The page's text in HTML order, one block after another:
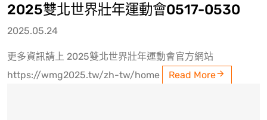
2025雙北世界壯年運動會0517-0530
2025.05.24
更多資訊請上 2025雙北世界壯年運動會官方網站
https://wmg2025.tw/zh-tw/home
Read More